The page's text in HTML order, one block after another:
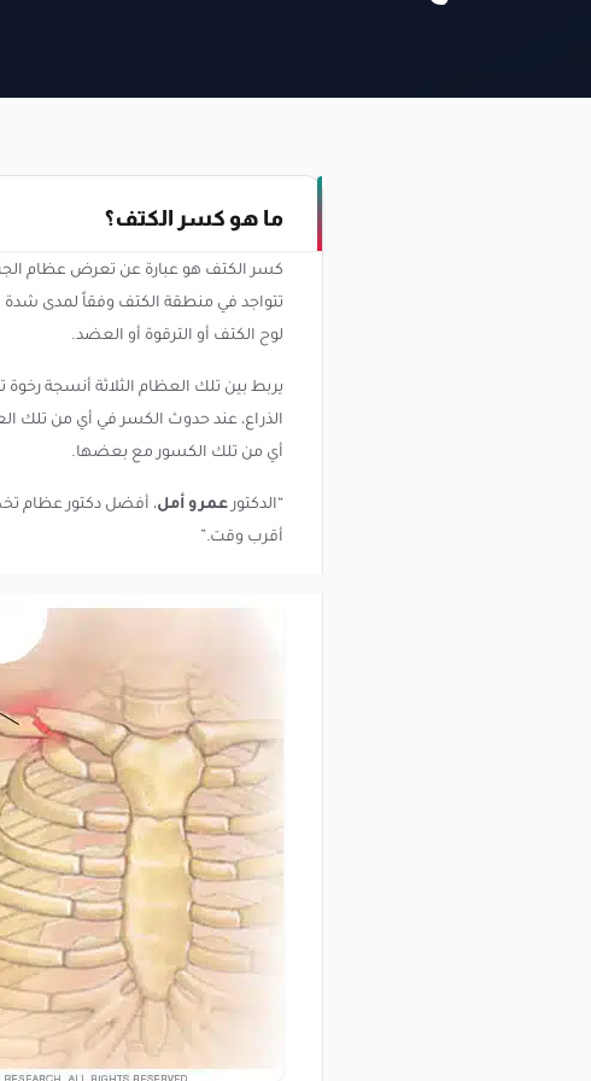
ما هو كسر الكتف؟
كسر الكتف هو عبارة عن تعرض عظام
تتواجد في منطقة الكتف وفقاً لمدى
لوح الكتف أو الترقوة أو العضد.
يربط بين تلك العظام الثلاثة أنسجة
الذراع، عند حدوث الكسر في أي من تلك
أي من تلك الكسور مع بعضها.
“الدكتورعمرو أمل، أفضل دكتور عظام
أقرب وقت.”